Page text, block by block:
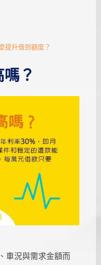
提升借到額度？
？
車況與需求金額而